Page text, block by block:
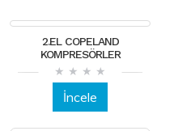
2.EL COPELAND
KOMPRESÖRLER
İncele